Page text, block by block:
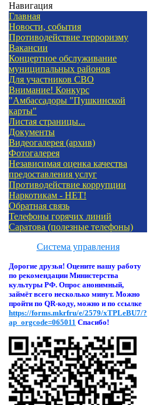
Навигация
Главная
Новости, события
Противодействие терроризму
Вакансии
Концертное обслуживание
муниципальных районов
Для участников СВО
Внимание! Конкурс
"Амбассадоры "Пушкинской
карты"
Листая страницы...
Документы
Видеогалерея (архив)
Фотогалерея
Независимая оценка качества
предоставления услуг
Противодействие коррупции
Наркотикам - НЕТ!
Обратная связь
Телефоны горячих линий
Саратова (полезные телефоны)
Система управления
Дорогие друзья! Оцените нашу работу
по рекомендации Министерства
культуры РФ. Опрос анонимный,
займёт всего несколько минут. Можно
пройти по QR-коду, можно и по ссылке
https://forms.mkrfru/e/2579/xTPLeBU7/?
ap_orgcode=065011 Спасибо!